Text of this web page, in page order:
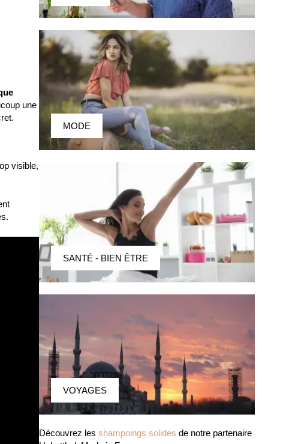
une
visible,
MODE
SANTÉ - BIEN ÊTRE
VOYAGES
Découvrez les shampoings solides de notre partenaire